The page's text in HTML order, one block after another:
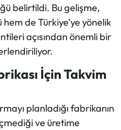
belirtildi. Bu gelişme,
de Türkiye’ye yönelik
açısından önemli bir
İçin Takvim
planladığı fabrikanın
ve üretime